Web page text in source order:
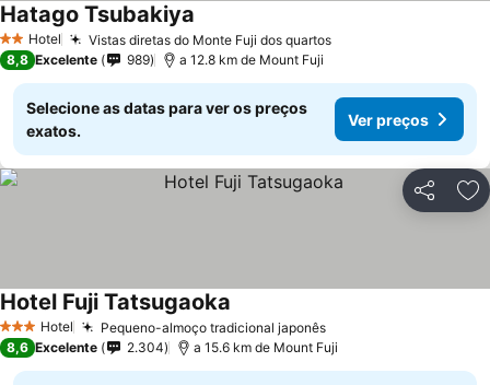
2 Estrelas
Hotel Vistas diretas do Monte Fuji dos quartosVer preços
Hatago Tsubakiya
8,8 Excelente 989 a 12.8 km de Mount Fuji
Selecione as datas para ver os preços
exatos.
Ver preços
Partilhar
3 EstrelasHotel Pequeno-almoço tradicional japonêsVer preços
Hotel Fuji Tatsugaoka
8,6 Excelente 2.304 a 15.6 km de Mount Fuji